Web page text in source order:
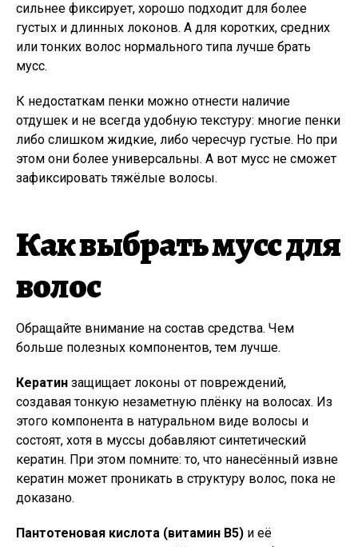
сильнее фиксирует, хорошо подходит для более
густых и длинных локонов. А для коротких, средних
или тонких волос нормального типа лучше брать
мусс.
К недостаткам пенки можно отнести наличие
отдушек и не всегда удобную текстуру: многие пенки
либо слишком жидкие, либо чересчур густые. Но при
этом они более универсальны. А вот мусс не сможет
зафиксировать тяжёлые волосы.
Как выбрать мусс для
волос
Обращайте внимание на состав средства. Чем
больше полезных компонентов, тем лучше.
Кератин защищает локоны от повреждений,
создавая тонкую незаметную плёнку на волосах. Из
этого компонента в натуральном виде волосы и
состоят, хотя в муссы добавляют синтетический
кератин. При этом помните: то, что нанесённый извне
кератин может проникать в структуру волос, пока не
доказано.
Пантотеновая кислота (витамин B5) и её